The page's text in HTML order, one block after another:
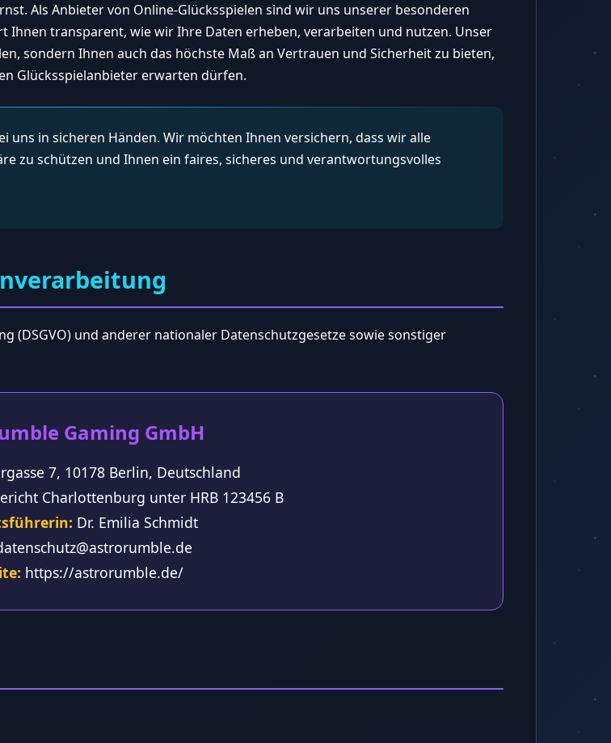
Als Anbieter von Online-Glücksspielen sind wir uns unserer besonderen
transparent, wie wir Ihre Daten erheben, verarbeiten und nutzen. Unser
sondern Ihnen auch das höchste Maß an Vertrauen und Sicherheit zu bieten,
Glücksspielanbieter erwarten dürfen.
in sicheren Händen. Wir möchten Ihnen versichern, dass wir alle
zu schützen und Ihnen ein faires, sicheres und verantwortungsvolles
(DSGVO) und anderer nationaler Datenschutzgesetze sowie sonstiger
Gaming GmbH
7, 10178 Berlin, Deutschland
Charlottenburg unter HRB 123456 B
Dr. Emilia Schmidt
https://astrorumble.de/